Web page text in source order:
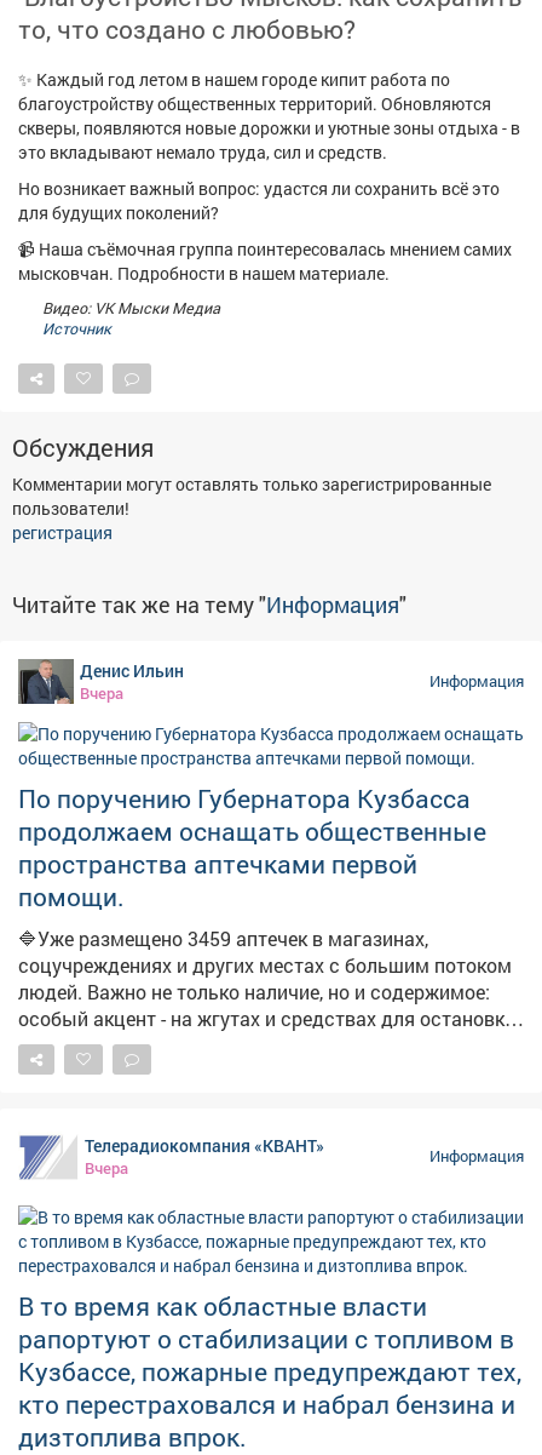
Проекты
Товары Поздравления Погода
ТВ программа
то, что создано с любовью?
✨ Каждый год летом в нашем городе кипит работа по
благоустройству общественных территорий. Обновляются
скверы, появляются новые дорожки и уютные зоны отдыха - в
это вкладывают немало труда, сил и средств.
Но возникает важный вопрос: удастся ли сохранить всё это
для будущих поколений?
📹 Наша съёмочная группа поинтересовалась мнением самих
мысковчан. Подробности в нашем материале.
Видео: VK Мыски Медиа
Источник
Обсуждения
Комментарии могут оставлять только зарегистрированные
пользователи!
регистрация
Читайте так же на тему "Информация"
Денис Ильин
Вчера
Информация
По поручению Губернатора Кузбасса
продолжаем оснащать общественные
пространства аптечками первой
помощи.
🔷Уже размещено 3459 аптечек в магазинах,
соцучреждениях и других местах с большим потоком
людей. Важно не только наличие, но и содержимое:
особый акцент - на жгутах и средствах для остановки
кровотечений. ➡️Параллельно продолжаем
мониторинг укрытий. На фото - укрытия в
Телерадиокомпания «КВАНТ»
Вчера
Информация
В то время как областные власти
рапортуют о стабилизации с топливом в
Кузбассе, пожарные предупреждают тех,
кто перестраховался и набрал бензина и
дизтоплива впрок.